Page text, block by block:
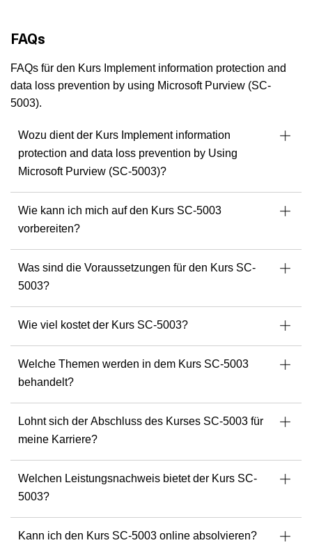
Rechenzentrumskonsolidierungen, ITSM-Rollouts, Cloud-
Implementierungen und Cybersicherheitslösungen geht, er
bringt Klarheit, Struktur und tiefes technisches Fachwissen
mit ein.
Cybersicherheitsspezialist, sondern spricht auch fünf
Sprachen fließend, was ihn zu einem gefragten Dozenten
über Grenzen und Branchen hinweg macht.
Seine multikulturelle Perspektive und sein agiler Ansatz
helfen Unternehmen bei der Navigation von hybriden
Infrastrukturen bis hin zur Einführung von KI-Tools wie
Als leidenschaftlicher Trainer und Berater befähigt er
Fachleute, belastbare, sichere und skalierbare IT-
Umgebungen zu implementieren, die mit der sich ständig
weiterentwickelnden technischen Landschaft Schritt halten.
Bedarf mehrsprachiges und tiefgreifendes
Schulungserlebnis erwarten.
Finden Sie Ihren nächsten Readynez-Kurs mit Michel
FAQs
FAQs für den Kurs Implement information protection and
data loss prevention by using Microsoft Purview (SC-
5003).
Wozu dient der Kurs Implement information
protection and data loss prevention by Using
Microsoft Purview (SC-5003)?
Wie kann ich mich auf den Kurs SC-5003
vorbereiten?
Was sind die Voraussetzungen für den Kurs SC-
5003?
Wie viel kostet der Kurs SC-5003?
Welche Themen werden in dem Kurs SC-5003
behandelt?
Lohnt sich der Abschluss des Kurses SC-5003 für
meine Karriere?
Welchen Leistungsnachweis bietet der Kurs SC-
5003?
Kann ich den Kurs SC-5003 online absolvieren?